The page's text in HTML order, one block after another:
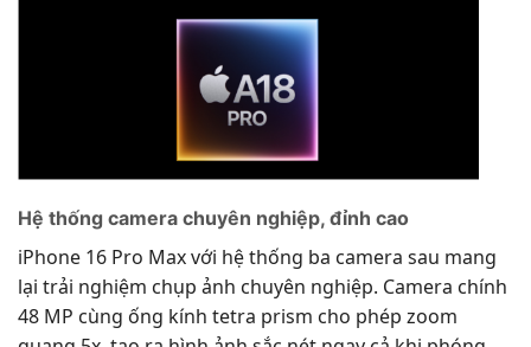
Hệ thống camera chuyên nghiệp, đỉnh cao
iPhone 16 Pro Max với hệ thống ba camera sau mang
lại trải nghiệm chụp ảnh chuyên nghiệp. Camera chính
48 MP cùng ống kính tetra prism cho phép zoom